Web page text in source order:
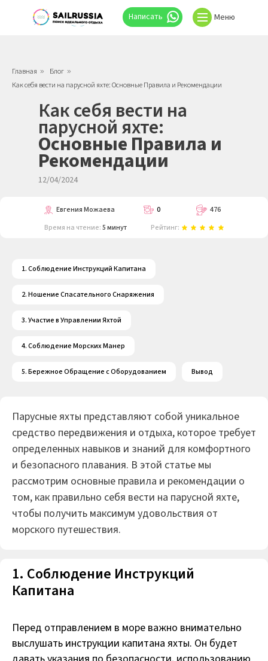
⠀Написать Меню
Главная » Блог »
Как себя вести на парусной яхте: Основные Правила и Рекомендации
Как себя вести на
парусной яхте:
Основные Правила и
Рекомендации
12/04/2024
Время на чтение:5 минут
Евгения Можаева 0
476
Рейтинг:
1. Соблюдение Инструкций Капитана
2. Ношение Спасательного Снаряжения
3. Участие в Управлении Яхтой
4. Соблюдение Морских Манер
5. Бережное Обращение с Оборудованием Вывод
Парусные яхты представляют собой уникальное
средство передвижения и отдыха, которое требует
определенных навыков и знаний для комфортного
и безопасного плавания. В этой статье мы
рассмотрим основные правила и рекомендации о
том, как правильно себя вести на парусной яхте,
чтобы получить максимум удовольствия от
морского путешествия.
1. Соблюдение Инструкций
Капитана
Перед отправлением в море важно внимательно
выслушать инструкции капитана яхты. Он будет